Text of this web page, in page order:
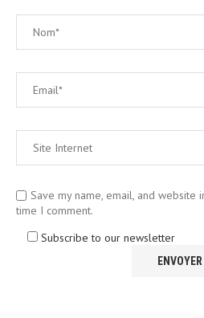
Save my name, email, and
time I comment.
Subscribe to our newsletter